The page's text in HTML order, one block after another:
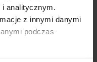
i analitycznym.
z innymi danymi
podczas